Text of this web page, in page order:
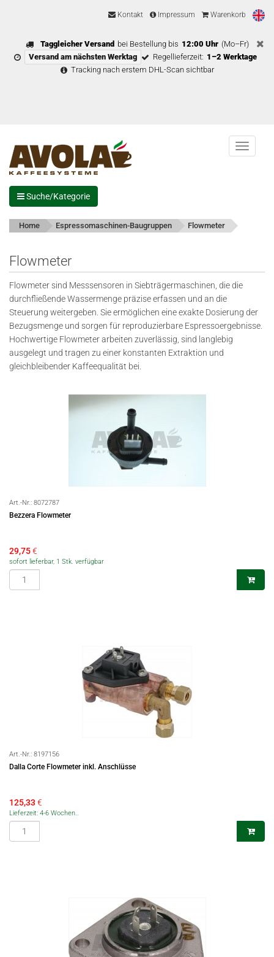
Kontakt Impressum Warenkorb
Taggleicher Versand bei Bestellung bis 12:00 Uhr (Mo–Fr)
Versand am nächsten Werktag
Regellieferzeit: 1–2 Werktage
Tracking nach erstem DHL-Scan sichtbar
Menu
Suche/Kategorie
Home Espressomaschinen-Baugruppen Flowmeter
Flowmeter
Flowmeter sind Messsensoren in Siebträgermaschinen, die die
durchfließende Wassermenge präzise erfassen und an die
Steuerung weitergeben. Sie ermöglichen eine exakte Dosierung der
Bezugsmenge und sorgen für reproduzierbare Espressoergebnisse.
Hochwertige Flowmeter arbeiten zuverlässig, sind langlebig
ausgelegt und tragen zu einer konstanten Extraktion und
gleichbleibender Kaffeequalität bei.
Art.-Nr.: 8072787
Bezzera Flowmeter
29,75€
sofort lieferbar, 1 Stk. verfügbar
Art.-Nr.: 8197156
Dalla Corte Flowmeter inkl. Anschlüsse
125,33€
Lieferzeit: 4-6 Wochen..